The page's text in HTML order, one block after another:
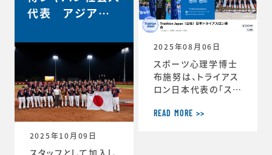
DA3S16351620.ht
ml
代表 アジア選
2025年10月09日
2025年08月06日
スポーツ心理学博士
布施努は、トライアス
ロン日本代表の「スポ
ハイパフォーマンスコ
READ MORE >>